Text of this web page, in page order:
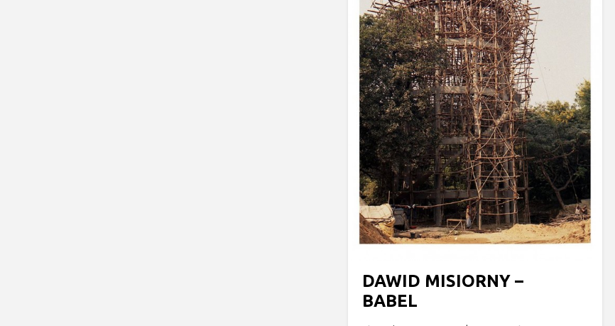
DAWID MISIORNY –
BABEL